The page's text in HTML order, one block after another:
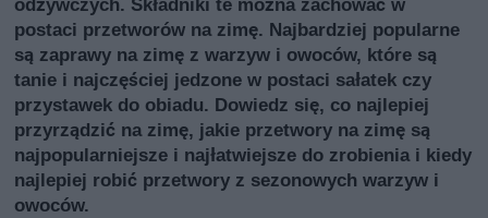
odżywczych. Składniki te można zachować w
postaci przetworów na zimę. Najbardziej popularne
są zaprawy na zimę z warzyw i owoców, które są
tanie i najczęściej jedzone w postaci sałatek czy
przystawek do obiadu. Dowiedz się, co najlepiej
przyrządzić na zimę, jakie przetwory na zimę są
najpopularniejsze i najłatwiejsze do zrobienia i kiedy
najlepiej robić przetwory z sezonowych warzyw i
owoców.